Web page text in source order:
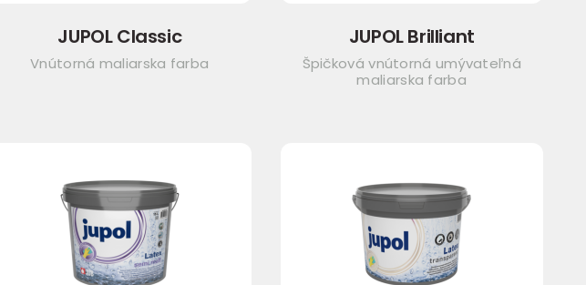
JUPOL Classic
Vnútorná maliarska farba
JUPOL Brilliant
Špičková vnútorná umývateľná
maliarska farba